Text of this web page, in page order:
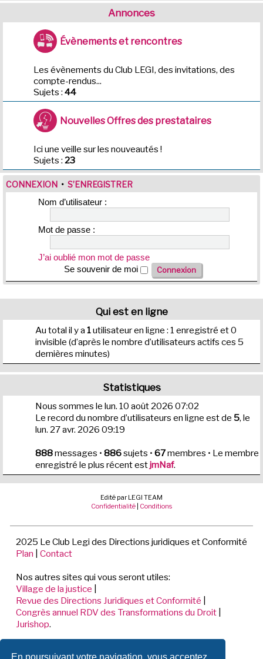
En poursuivant votre navigation, vous acceptez
Annonces
Évènements et rencontres
Les évènements du Club LEGI, des invitations, des
compte-rendus...
Sujets : 44
Nouvelles Offres des prestataires
Ici une veille sur les nouveautés !
Sujets : 23
CONNEXION • S’ENREGISTRER
Nom d’utilisateur :
Mot de passe :
J’ai oublié mon mot de passe
Se souvenir de moi
Qui est en ligne
Au total il y a 1utilisateur en ligne : 1 enregistré et 0
invisible (d’après le nombre d’utilisateurs actifs ces 5
dernières minutes)
Statistiques
Nous sommes le lun. 10 août 2026 07:02
Le record du nombre d’utilisateurs en ligne est de 5, le
lun. 27 avr. 2026 09:19
888messages • 886sujets • 67membres • Le membre
enregistré le plus récent estjmNaf.
Edité par LEGI TEAM
Confidentialité Conditions
2025 Le Club Legi des Directions juridiques et Conformité
Plan
Contact
Nos autres sites qui vous seront utiles:
Village de la justice
Revue des Directions Juridiques et Conformité
Congrès annuel RDV des Transformations du Droit
Jurishop.